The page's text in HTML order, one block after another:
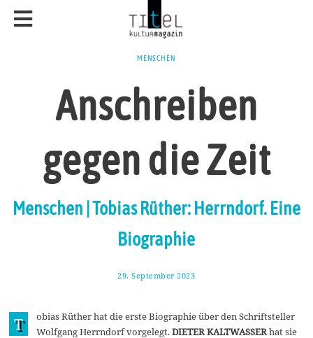
MENSCHEN
Anschreiben
gegen die Zeit
Menschen | Tobias Rüther: Herrndorf. Eine
Biographie
29. September 2023
t
o
T
obias Rüther hat die erste Biographie über den Schriftsteller
Wolfgang Herrndorf vorgelegt.DIETER KALTWASSERhat sie